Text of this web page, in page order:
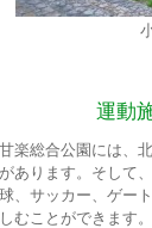
運動
甘楽総合公園には、
があります。そして
球、サッカー、ゲー
しむことができます。